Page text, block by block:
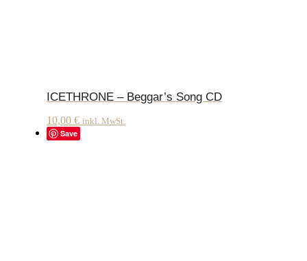
ICETHRONE – Beggar’s Song CD
10,00 € inkl. MwSt.
Save